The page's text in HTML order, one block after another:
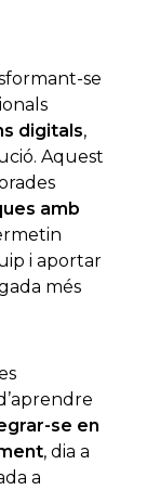
se
digitals,
Aquest
amb
i aportar
més
se en
, dia a
a